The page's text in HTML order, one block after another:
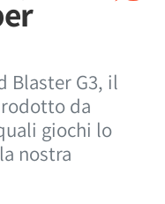
Blaster G3, il
da
giochi lo
nostra